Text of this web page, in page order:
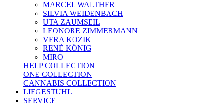
MARCEL WALTHER
SILVIA WEIDENBACH
UTA ZAUMSEIL
LEONORE ZIMMERMANN
VERA KOZIK
RENÉ KÖNIG
MIRO
HELP COLLECTION
ONE COLLECTION
CANNABIS COLLECTION
LIEGESTUHL
SERVICE